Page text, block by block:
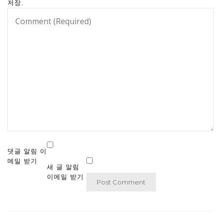
저장.
댓글 알림 이
메일 받기
새 글 알림
이메일 받기